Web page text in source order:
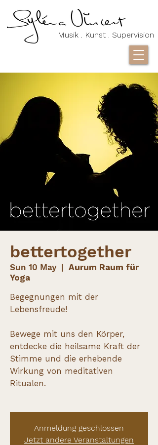
Musik . Kunst . Supervision
bettertogether
Sun 10 May
  |
Aurum Raum für
Yoga
Begegnungen mit der
Lebensfreude!
Bewege mit uns den Körper,
entdecke die heilsame Kraft der
Stimme und die erhebende
Wirkung von meditativen
Ritualen.
Anmeldung geschlossen
Jetzt andere Veranstaltungen